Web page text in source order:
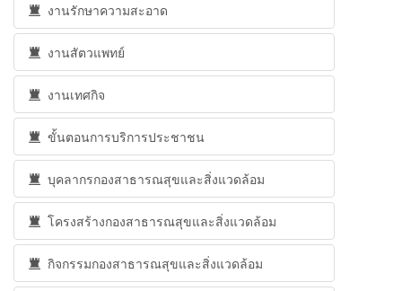
งานรักษาความสะอาด
งานสัตวแพทย์
งานเทศกิจ
ขั้นตอนการบริการประชาชน
บุคลากรกองสาธารณสุขและสิ่งแวดล้อม
โครงสร้างกองสาธารณสุขและสิ่งแวดล้อม
กิจกรรมกองสาธารณสุขและสิ่งแวดล้อม